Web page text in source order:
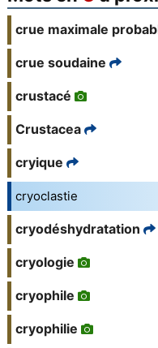
crue maximale
crue soudaine
crustacé
Crustacea
cryique
cryoclastie
cryodéshydratation
cryologie
cryophile
cryophilie